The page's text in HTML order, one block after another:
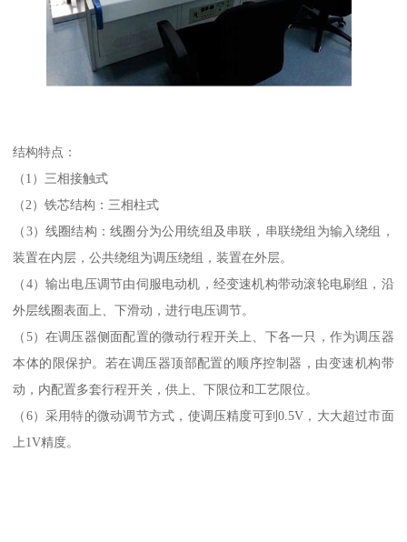
结构特点：
（1）三相接触式
（2）铁芯结构：三相柱式
（3）线圈结构：线圈分为公用统组及串联，串联绕组为输入绕组，
装置在内层，公共绕组为调压绕组，装置在外层。
（4）输出电压调节由伺服电动机，经变速机构带动滚轮电刷组，沿
外层线圈表面上、下滑动，进行电压调节。
（5）在调压器侧面配置的微动行程开关上、下各一只，作为调压器
本体的限保护。若在调压器顶部配置的顺序控制器，由变速机构带
动，内配置多套行程开关，供上、下限位和工艺限位。
（6）采用特的微动调节方式，使调压精度可到0.5V，大大超过市面
上1V精度。